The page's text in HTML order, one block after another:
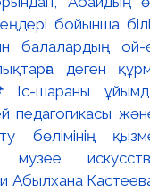
бойынша
балалардың ой-
деген
шараны
педагогикасы
бөлімінің
музее
Абылхана